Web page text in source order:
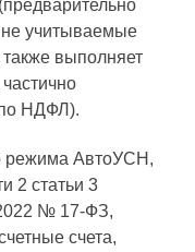
учитываемые
выполняет
НДФЛ).
режима АвтоУСН,
2 статьи 3
№ 17-ФЗ,
счета,